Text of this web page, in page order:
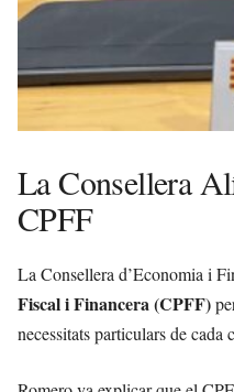
La Consellera
CPFF
La Consellera d’Economia i
Fiscal i Financera (CPFF)
necessitats particulars de